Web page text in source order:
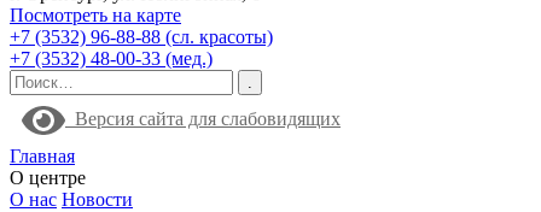
Посмотреть на карте
+7 (3532) 96-88-88 (сл. красоты)
+7 (3532) 48-00-33 (мед.)
Версия сайта для слабовидящих
Главная
О центре
О нас Новости